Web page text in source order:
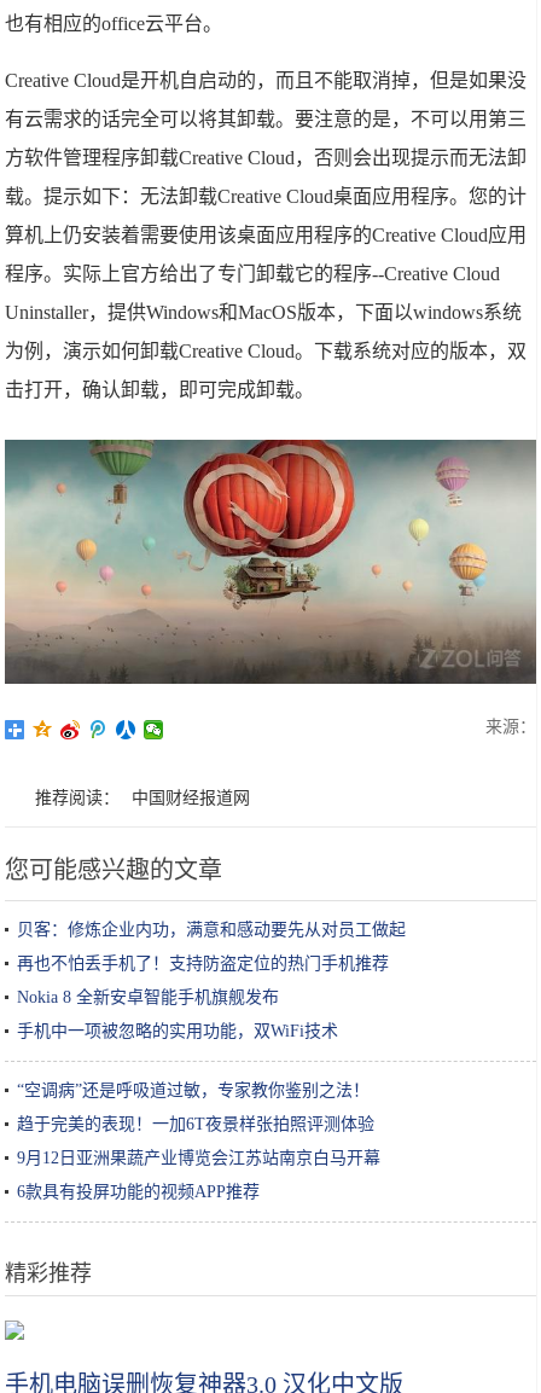
也有相应的office云平台。
Creative Cloud是开机自启动的，而且不能取消掉，但是如果没
有云需求的话完全可以将其卸载。要注意的是，不可以用第三
方软件管理程序卸载Creative Cloud，否则会出现提示而无法卸
载。提示如下：无法卸载Creative Cloud桌面应用程序。您的计
算机上仍安装着需要使用该桌面应用程序的Creative Cloud应用
程序。实际上官方给出了专门卸载它的程序--Creative Cloud
Uninstaller，提供Windows和MacOS版本，下面以windows系统
为例，演示如何卸载Creative Cloud。下载系统对应的版本，双
击打开，确认卸载，即可完成卸载。
来源：
推荐阅读： 中国财经报道网
您可能感兴趣的文章
贝客：修炼企业内功，满意和感动要先从对员工做起
再也不怕丢手机了！支持防盗定位的热门手机推荐
Nokia 8 全新安卓智能手机旗舰发布
手机中一项被忽略的实用功能，双WiFi技术
“空调病”还是呼吸道过敏，专家教你鉴别之法！
趋于完美的表现！一加6T夜景样张拍照评测体验
9月12日亚洲果蔬产业博览会江苏站南京白马开幕
6款具有投屏功能的视频APP推荐
精彩推荐
手机电脑误删恢复神器3.0 汉化中文版